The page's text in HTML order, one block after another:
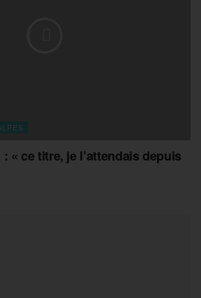
« ce titre, je l’attendais depuis